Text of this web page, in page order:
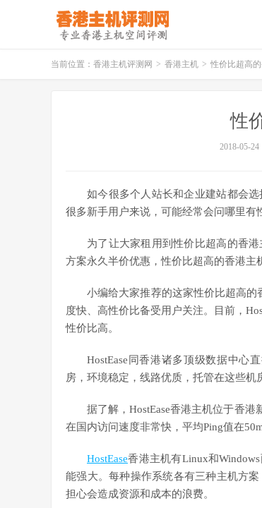
当前位置： 香港主机评测网 > 香港主机 > 性价比超高
性
2018-05-24
如今很多个人站长和企业建站都会
很多新手用户来说，可能经常会问哪里有
为了让大家租用到性价比超高的香
方案永久半价优惠，性价比超高的香港主
小编给大家推荐的这家性价比超高的
度快、高性价比备受用户关注。目前，
性价比高。
HostEase同香港诸多顶级数据中心
房，环境稳定，线路优质，托管在这些机
据了解，HostEase香港主机位于香
在国内访问速度非常快，平均Ping值在
HostEase香港主机有Linux和
能强大。每种操作系统各有三种主机方
担心会造成资源和成本的浪费。